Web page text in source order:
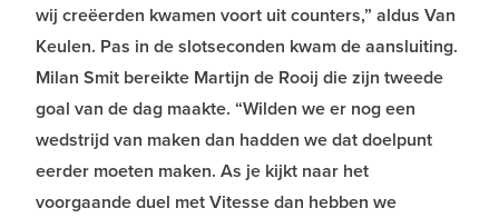
wij creëerden kwamen voort uit counters,” aldus Van
Keulen. Pas in de slotseconden kwam de aansluiting.
Milan Smit bereikte Martijn de Rooij die zijn tweede
goal van de dag maakte. “Wilden we er nog een
wedstrijd van maken dan hadden we dat doelpunt
eerder moeten maken. As je kijkt naar het
voorgaande duel met Vitesse dan hebben we